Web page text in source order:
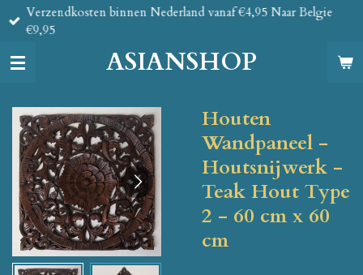
Ga
direct
de
ASIANSHOP
Verzendkosten binnen Nederland vanaf €4,95 Naar Belgie
€9,95
Houten
Wandpaneel -
Houtsnijwerk -
Teak Hout Type
2 - 60 cm x 60
cm